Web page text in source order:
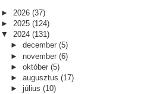
► 2026 (37)
► 2025 (124)
▼ 2024 (131)
► december (5)
► november (6)
► október (5)
► augusztus (17)
► július (10)